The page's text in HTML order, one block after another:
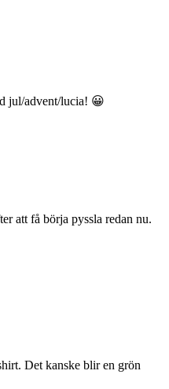
jul/advent/lucia! 😀
att få börja pyssla redan nu.
Det kanske blir en grön